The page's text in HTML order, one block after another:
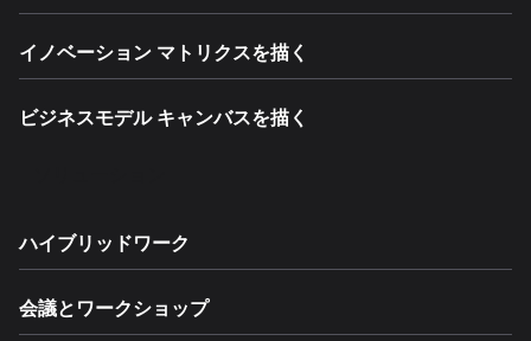
イノベーション マトリクスを描く
ビジネスモデル キャンバスを描く
ハイブリッドワーク
会議とワークショップ